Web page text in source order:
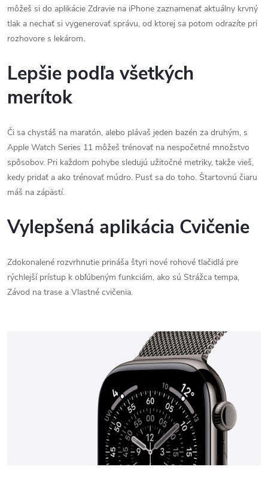
môžeš si do aplikácie Zdravie na iPhone zaznamenať aktuálny krvný
tlak a nechať si vygenerovať správu, od ktorej sa potom odrazíte pri
rozhovore s lekárom.
Lepšie podľa všetkých
merítok
Či sa chystáš na maratón, alebo plávaš jeden bazén za druhým, s
Apple Watch Series 11 môžeš trénovať na nespočetné množstvo
spôsobov. Pri každom pohybe sledujú užitočné metriky, takže vieš,
kedy pridať a ako trénovať múdro. Pusť sa do toho. Štartovnú čiaru
máš na zápästí.
Vylepšená aplikácia Cvičenie
Zdokonalené rozvrhnutie prináša štyri nové rohové tlačidlá pre
rýchlejší prístup k obľúbeným funkciám, ako sú Strážca tempa,
Závod na trase a Vlastné cvičenia.